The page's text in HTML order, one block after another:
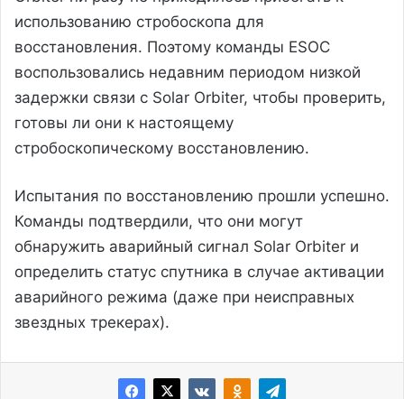
использованию стробоскопа для
восстановления. Поэтому команды ESOC
воспользовались недавним периодом низкой
задержки связи с Solar Orbiter, чтобы проверить,
готовы ли они к настоящему
стробоскопическому восстановлению.
Испытания по восстановлению прошли успешно.
Команды подтвердили, что они могут
обнаружить аварийный сигнал Solar Orbiter и
определить статус спутника в случае активации
аварийного режима (даже при неисправных
звездных трекерах).